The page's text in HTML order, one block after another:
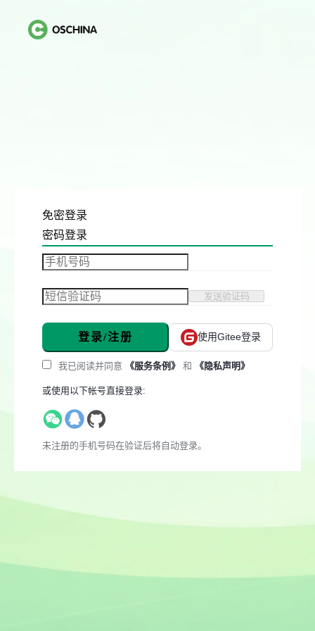
免密登录
密码登录
发送验证码
登录/注册 使用Gitee登录
我已阅读并同意 《服务条例》 和 《隐私声明》
或使用以下帐号直接登录:
未注册的手机号码在验证后将自动登录。